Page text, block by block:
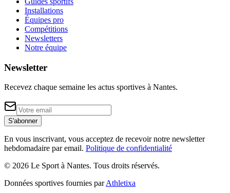
Installations
Équipes pro
Compétitions
Newsletters
Notre équipe
Newsletter
Recevez chaque semaine les actus sportives à Nantes.
S'abonner
En vous inscrivant, vous acceptez de recevoir notre newsletter
hebdomadaire par email. Politique de confidentialité
© 2026 Le Sport à Nantes. Tous droits réservés.
Données sportives fournies par Athletixa